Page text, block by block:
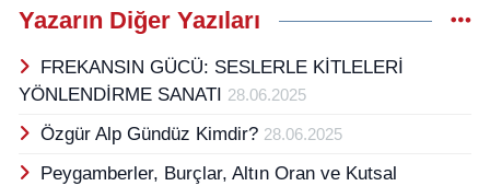
Yazarın Diğer Yazıları
FREKANSIN GÜCÜ: SESLERLE KİTLELERİ
YÖNLENDİRME SANATI
28.06.2025
Özgür Alp Gündüz Kimdir? 28.06.2025
Peygamberler, Burçlar, Altın Oran ve Kutsal